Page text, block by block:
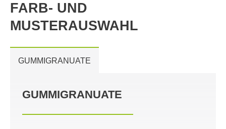
FARB- UND
MUSTERAUSWAHL
GUMMIGRANUATE
GUMMIGRANUATE